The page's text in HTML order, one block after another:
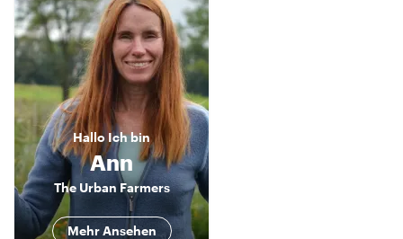
Hallo Ich bin
Ann
The Urban Farmers
Mehr Ansehen